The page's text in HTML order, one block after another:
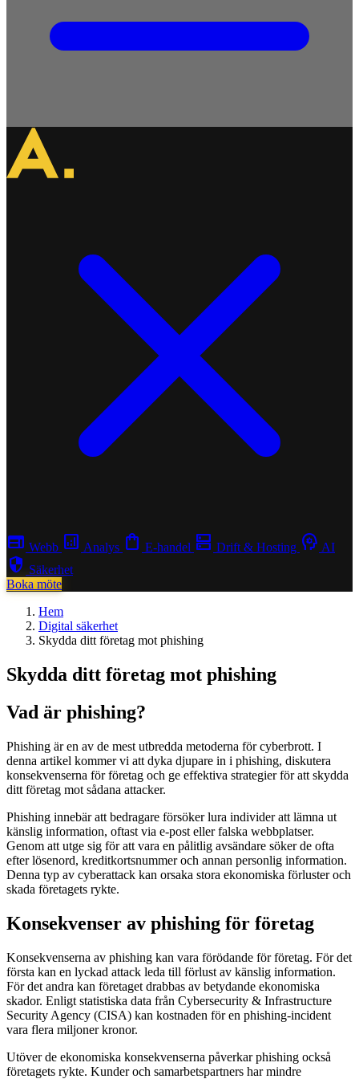
web Webb analytics Analys shopping_bag E-handel dns Drift & Hosting psychology AI
security Säkerhet
Boka möte
Hem
Digital säkerhet
Skydda ditt företag mot phishing
Skydda ditt företag mot phishing
Vad är phishing?
Phishing är en av de mest utbredda metoderna för cyberbrott. I
denna artikel kommer vi att dyka djupare in i phishing, diskutera
konsekvenserna för företag och ge effektiva strategier för att skydda
ditt företag mot sådana attacker.
Phishing innebär att bedragare försöker lura individer att lämna ut
känslig information, oftast via e-post eller falska webbplatser.
Genom att utge sig för att vara en pålitlig avsändare söker de ofta
efter lösenord, kreditkortsnummer och annan personlig information.
Denna typ av cyberattack kan orsaka stora ekonomiska förluster och
skada företagets rykte.
Konsekvenser av phishing för företag
Konsekvenserna av phishing kan vara förödande för företag. För det
första kan en lyckad attack leda till förlust av känslig information.
För det andra kan företaget drabbas av betydande ekonomiska
skador. Enligt statistiska data från Cybersecurity & Infrastructure
Security Agency (CISA) kan kostnaden för en phishing-incident
vara flera miljoner kronor.
Utöver de ekonomiska konsekvenserna påverkar phishing också
företagets rykte. Kunder och samarbetspartners har mindre